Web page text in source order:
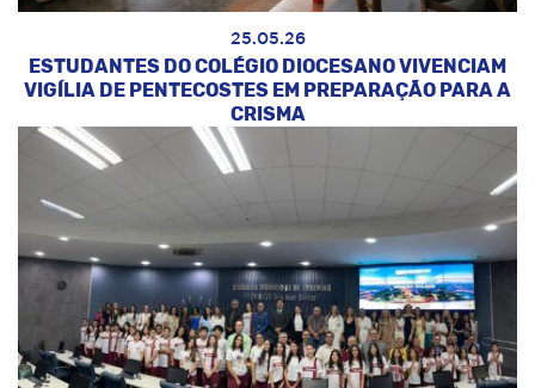
25.05.26
ESTUDANTES DO COLÉGIO DIOCESANO VIVENCIAM
VIGÍLIA DE PENTECOSTES EM PREPARAÇÃO PARA A
CRISMA